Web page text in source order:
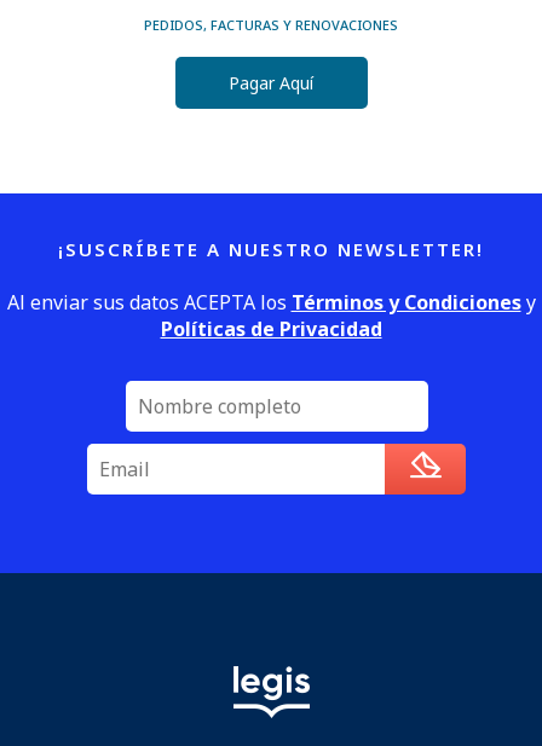
PEDIDOS, FACTURAS Y RENOVACIONES
Pagar Aquí
¡SUSCRÍBETE A NUESTRO NEWSLETTER!
Al enviar sus datos ACEPTA los Términos y Condicionesy
Políticas de Privacidad